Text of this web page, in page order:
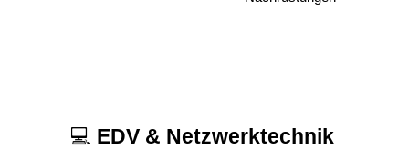
💻 EDV & Netzwerktechnik